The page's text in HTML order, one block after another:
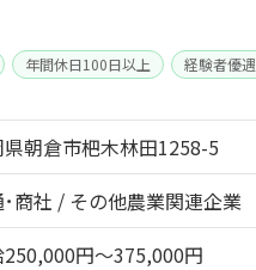
年間休日100日以上 経験者優遇
朝倉市杷木林田1258-5
･商社 / その他農業関連企業
250,000円～375,000円